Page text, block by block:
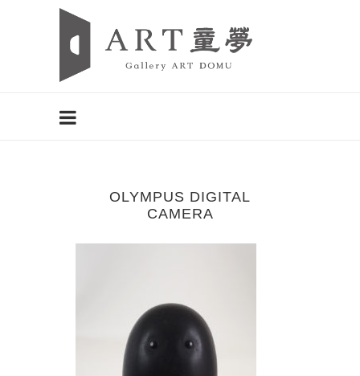
OLYMPUS DIGITAL
CAMERA